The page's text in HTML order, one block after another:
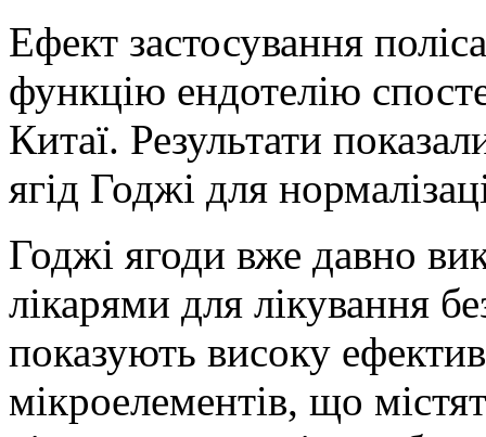
Ефект застосування
функцію ендотелію
Китаї. Результати
ягід Годжі для
Годжі ягоди вже давно
лікарями для лікування
показують високу
мікроелементів, що